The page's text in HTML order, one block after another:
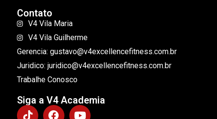
Contato
V4 Vila Maria
V4 Vila Guilherme
Gerencia: gustavo@v4excellencefitness.com.br
Juridico: juridico@v4excellencefitness.com.br
Trabalhe Conosco
Siga a V4 Academia